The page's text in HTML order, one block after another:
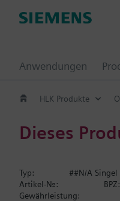
Anwendungen
HLK Produkte
Dieses
Typ:
##N/A Singel
Artikel-Nr.:
Gewährleistung: